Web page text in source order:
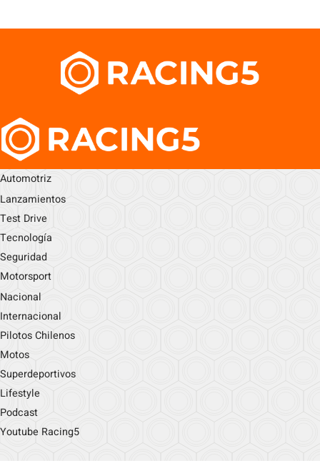
Automotriz
Lanzamientos
Test Drive
Tecnología
Seguridad
Motorsport
Nacional
Internacional
Pilotos Chilenos
Motos
Superdeportivos
Lifestyle
Podcast
Youtube Racing5